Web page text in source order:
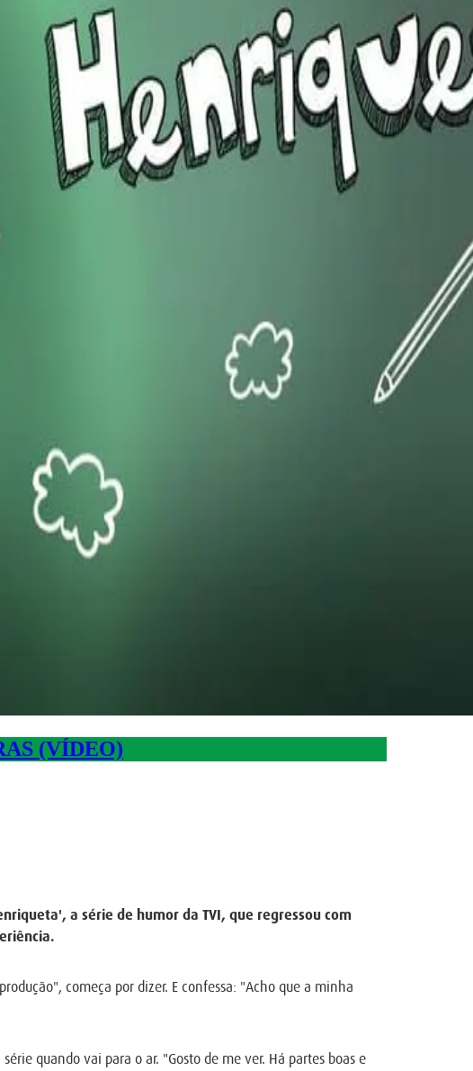
(VÍDEO)
a série de humor da TVI, que regressou com
começa por dizer. E confessa: "Acho que a minha
quando vai para o ar. "Gosto de me ver. Há partes boas e